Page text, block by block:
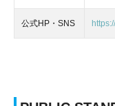
公式HP・SNS